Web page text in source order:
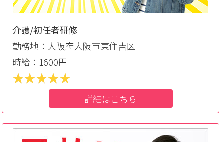
介護/初任者研修
勤務地：大阪府大阪市東住吉区
時給：1600円
詳細はこちら